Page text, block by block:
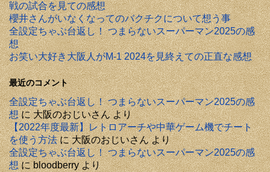
戦の試合を見ての感想
櫻井さんがいなくなってのバクチクについて想う事
全設定ちゃぶ台返し！ つまらないスーパーマン2025の感
想
お笑い大好き大阪人がM-1 2024を見終えての正直な感想
最近のコメント
全設定ちゃぶ台返し！ つまらないスーパーマン2025の感
想に大阪のおじいさんより
【2022年度最新】レトロアーチや中華ゲーム機でチート
を使う方法に大阪のおじいさんより
全設定ちゃぶ台返し！ つまらないスーパーマン2025の感
想にbloodberryより